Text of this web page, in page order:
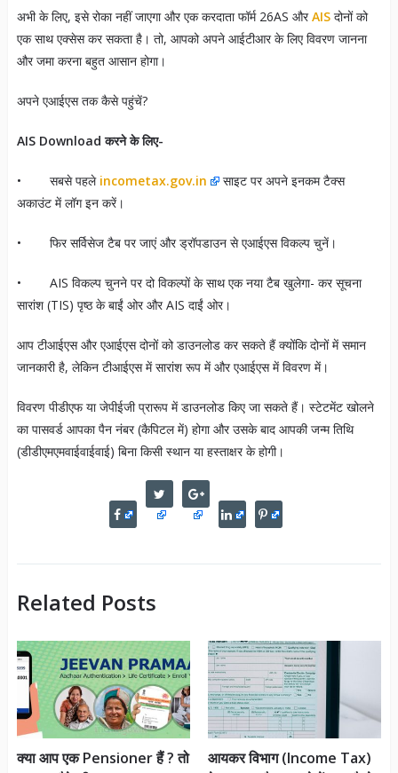
अभी के लिए, इसे रोका नहीं जाएगा और एक करदाता फॉर्म 26AS औरAISदोनों को
एक साथ एक्सेस कर सकता है। तो, आपको अपने आईटीआर के लिए विवरण जानना
और जमा करना बहुत आसान होगा।
अपने एआईएस तक कैसे पहुंचें?
AIS Download करने के लिए-
• सबसे पहले incometax.gov.in
साइट पर अपने इनकम टैक्स
अकाउंट में लॉग इन करें।
• फिर सर्विसेज टैब पर जाएं और ड्रॉपडाउन से एआईएस विकल्प चुनें।
• AIS विकल्प चुनने पर दो विकल्पों के साथ एक नया टैब खुलेगा- कर सूचना
सारांश (TIS) पृष्ठ के बाईं ओर और AIS दाईं ओर।
आप टीआईएस और एआईएस दोनों को डाउनलोड कर सकते हैं क्योंकि दोनों में समान
जानकारी है, लेकिन टीआईएस में सारांश रूप में और एआईएस में विवरण में।
विवरण पीडीएफ या जेपीईजी प्रारूप में डाउनलोड किए जा सकते हैं। स्टेटमेंट खोलने
का पासवर्ड आपका पैन नंबर (कैपिटल में) होगा और उसके बाद आपकी जन्म तिथि
(डीडीएमएमवाईवाईवाई) बिना किसी स्थान या हस्ताक्षर के होगी।
Related Posts
क्या आप एक Pensioner हैं ? तो
आयकर विभाग (Income Tax)